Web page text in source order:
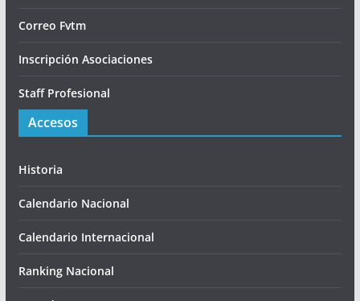
Correo Fvtm
Inscripción Asociaciones
Staff Profesional
Accesos
Historia
Calendario Nacional
Calendario Internacional
Ranking Nacional